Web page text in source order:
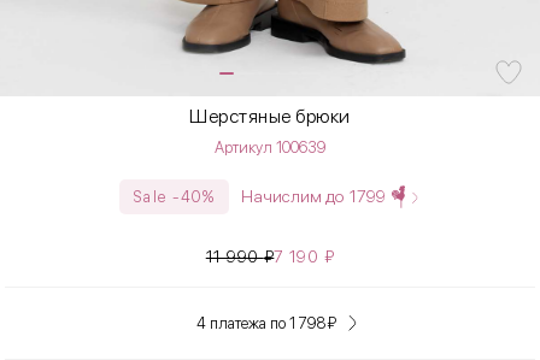
Шерстяные брюки
Артикул 100639
Sale -40% Начислим до 1799
11 990₽7 190 ₽
4 платежа по 1 798₽